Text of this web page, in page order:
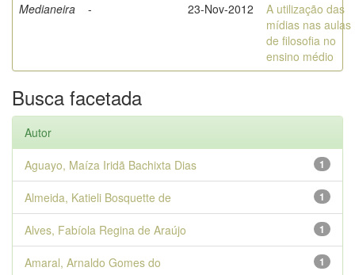
Medianeira
- 23-Nov-2012
A utilização das
mídias nas aulas
de filosofia no
ensino médio
Busca facetada
Autor
1
Aguayo, Maíza Iridã Bachixta Dias
1
Almeida, Katieli Bosquette de
1
Alves, Fabíola Regina de Araújo
1
Amaral, Arnaldo Gomes do